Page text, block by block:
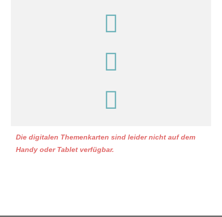
Die digitalen Themenkarten sind leider nicht auf dem
Handy oder Tablet verfügbar.